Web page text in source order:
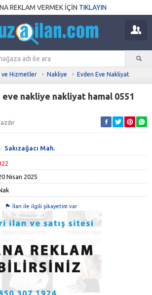
REKLAM VERMEK İÇİN TIKLAYIN
ve Hizmetler Nakliye Evden Eve Nakliyat
eve nakliye nakliyat hamal 0551
Sakızağacı Mah.
Nisan 2025
İlan ile ilgili şikayetim var